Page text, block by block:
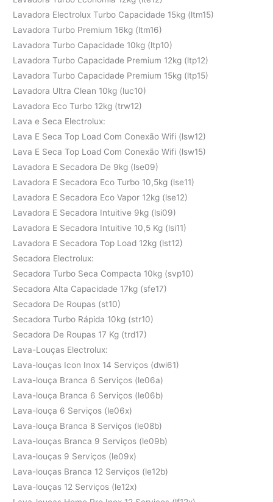
Lavadora Electrolux Turbo Capacidade 15kg (ltm15)
Lavadora Turbo Premium 16kg (ltm16)
Lavadora Turbo Capacidade 10kg (ltp10)
Lavadora Turbo Capacidade Premium 12kg (ltp12)
Lavadora Turbo Capacidade Premium 15kg (ltp15)
Lavadora Ultra Clean 10kg (luc10)
Lavadora Eco Turbo 12kg (trw12)
Lava e Seca Electrolux:
Lava E Seca Top Load Com Conexão Wifi (lsw12)
Lava E Seca Top Load Com Conexão Wifi (lsw15)
Lavadora E Secadora De 9kg (lse09)
Lavadora E Secadora Eco Turbo 10,5kg (lse11)
Lavadora E Secadora Eco Vapor 12kg (lse12)
Lavadora E Secadora Intuitive 9kg (lsi09)
Lavadora E Secadora Intuitive 10,5 Kg (lsi11)
Lavadora E Secadora Top Load 12kg (lst12)
Secadora Electrolux:
Secadora Turbo Seca Compacta 10kg (svp10)
Secadora Alta Capacidade 17kg (sfe17)
Secadora De Roupas (st10)
Secadora Turbo Rápida 10kg (str10)
Secadora De Roupas 17 Kg (trd17)
Lava-Louças Electrolux:
Lava-louças Icon Inox 14 Serviços (dwi61)
Lava-louça Branca 6 Serviços (le06a)
Lava-louça Branca 6 Serviços (le06b)
Lava-louça 6 Serviços (le06x)
Lava-louça Branca 8 Serviços (le08b)
Lava-louças Branca 9 Serviços (le09b)
Lava-louças 9 Serviços (le09x)
Lava-louças Branca 12 Serviços (le12b)
Lava-louças 12 Serviços (le12x)